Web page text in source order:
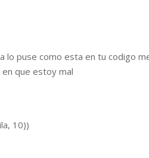
lo puse como esta en tu codigo
que estoy mal
10))